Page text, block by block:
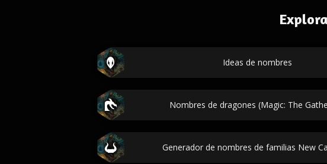
Ideas de nombres
Nombres de dragones (Magic: The
Generador de nombres de familias New